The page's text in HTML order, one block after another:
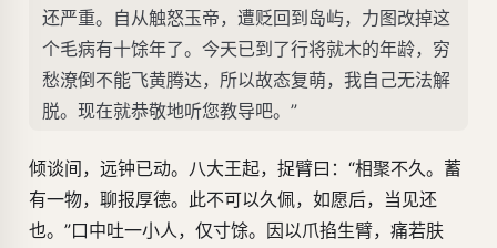
还严重。自从触怒玉帝，遭贬回到岛屿，力图改掉这
个毛病有十馀年了。今天已到了行将就木的年龄，穷
愁潦倒不能飞黄腾达，所以故态复萌，我自己无法解
脱。现在就恭敬地听您教导吧。”
倾谈间，远钟已动。八大王起，捉臂曰：“相聚不久。蓄
有一物，聊报厚德。此不可以久佩，如愿后，当见还
也。”口中吐一小人，仅寸馀。因以爪掐生臂，痛若肤